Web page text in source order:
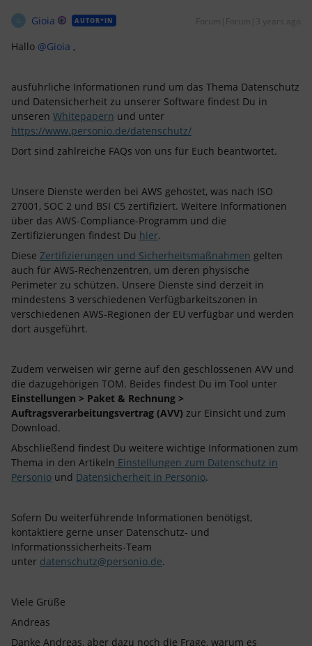
Gioia AUTOR*IN Forum|Forum|3 years ago
Hallo @Gioia ,
ausführliche Informationen rund um das Thema Datenschutz
und Datensicherheit zu unserer Software findest Du in
unseren Whitepapern und unter
https://www.personio.de/datenschutz/
Dort sind zahlreiche FAQs von uns für Euch beantwortet.
Unsere Dienste werden bei AWS gehostet, was nach ISO
27001, SOC 2 und BSI C5 zertifiziert. Weitere Informationen
über das AWS-Compliance-Programm und die
Zertifizierungen findest Du hier.
Diese Zertifizierungen und Sicherheitsmaßnahmen gelten
auch für AWS-Rechenzentren, um deren physische
Perimeter zu schützen. Unsere Dienste sind derzeit in
mindestens 3 verschiedenen Verfügbarkeitszonen in
verschiedenen AWS-Regionen der EU verfügbar und werden
dort ausgeführt.
Zudem verweisen wir gerne auf den geschlossenen AVV und
die dazugehörigen TOM. Beides findest Du im Tool unter
Einstellungen > Paket & Rechnung >
Auftragsverarbeitungsvertrag (AVV) zur Einsicht und zum
Download.
Abschließend findest Du weitere wichtige Informationen zum
Thema in den Artikeln Einstellungen zum Datenschutz in
Personio und Datensicherheit in Personio.
Sofern Du weiterführende Informationen benötigst,
kontaktiere gerne unser Datenschutz- und
Informationssicherheits-Team
unter datenschutz@personio.de.
Viele Grüße
​Andreas
Danke Andreas, aber dazu noch die Frage, warum es